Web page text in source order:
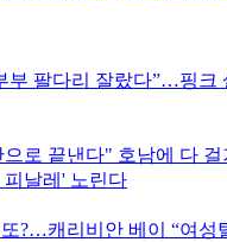
부 팔다리 잘랐다”…핑크
로 끝낸다" 호남에 다 걸
피날레' 노린다
?…캐리비안 베이 “여성